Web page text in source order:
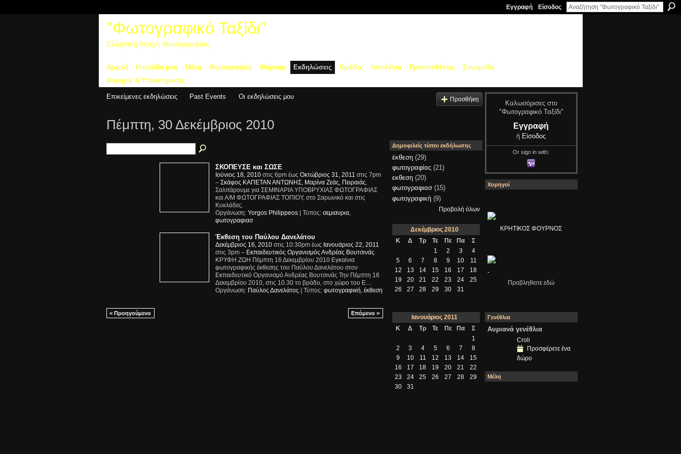
Εγγραφή Είσοδος
"Φωτογραφικό Ταξίδι"
Ελληνική Λέσχη Φωτογραφίας
Αρχική Η σελίδα μου Μέλη Φωτογραφίες Φόρουμ Εκδηλώσεις Ομάδες Ιστολόγια Προυποθέσεις
Συνομιλία
Χορηγοί & Υποστηρικτές
Επικείμενες εκδηλώσεις Past Events Οι εκδηλώσεις μου Προσθήκη
Πέμπτη, 30 Δεκέμβριος 2010
ΣΚΟΠΕΥΣΕ και ΣΩΣΕ
Ιούνιος 18, 2010στις 6pm έως Οκτώβριος 31, 2011 στις 7pm
– Σκάφος ΚΑΠΕΤΑΝ ΑΝΤΩΝΗΣ, Μαρίνα Ζεάς, Πειραιάς.
Σαλπάρουμε για ΣΕΜΙΝΑΡΙΑ ΥΠΟΒΡΥΧΙΑΣ ΦΩΤΟΓΡΑΦΙΑΣ
και Α/Μ ΦΩΤΟΓΡΑΦΙΑΣ ΤΟΠΙΟΥ, στο Σαρωνικό και στις
Κυκλάδες.
Οργάνωση: Yorgos Philippeos| Τύπος: σεμιανρια,
φωτογραφιασ
Έκθεση του Παύλου Δανελάτου
Δεκέμβριος 16, 2010στις 10:30pm έως Ιανουάριος 22, 2011
στις 3pm – Εκπαιδευτικός Οργανισμός Ανδρέας Βουτσινάς
ΚΡΥΦΗ ΖΩΗ Πέμπτη 16 Δεκεμβρίου 2010 Εγκαίνια
φωτογραφικής έκθεσης του Παύλου Δανελάτου στον
Εκπαιδευτικό Οργανισμό Ανδρέας Βουτσινάς Την Πέμπτη 16
Δεκεμβρίου 2010, στις 10.30 το βράδυ, στο χώρο του Ε…
Οργάνωση: Παύλος Δανελάτος | Τύπος: φωτογραφική έκθεση
< Προηγούμενο Επόμενο >
Δημοφιλείς τύποι εκδήλωσης
έκθεση(29)
φωτογραφίας(21)
εκθεση(20)
φωτογραφιασ(15)
φωτογραφική(9)
Προβολή όλων
Δεκέμβριος 2010
Κ
Δ Τρ Τε Πε Πα
Σ
1
2 3
4
5
6 7 8 9 10
11
12
13 14 15 16 17
18
19
20 21 22 23 24
25
26
27 28 29 30 31
Ιανουάριος 2011
Κ
Δ Τρ Τε Πε Πα
Σ
1
2
3 4 5 6 7
8
9
10 11 12 13 14
15
16
17 18 19 20 21
22
23
24 25 26 27 28
29
30
31
Καλωσόρισες στο
"Φωτογραφικό Ταξίδι"
Εγγραφή
ή Είσοδος
Or sign in with:
Χορηγοί
ΚΡΗΤΙΚΟΣ ΦΟΥΡΝΟΣ
-
Προβληθειτε εδώ
Γενέθλια
Αυριανά γενέθλια
Croli
Προσφέρετε ένα
δώρο
Μέλη